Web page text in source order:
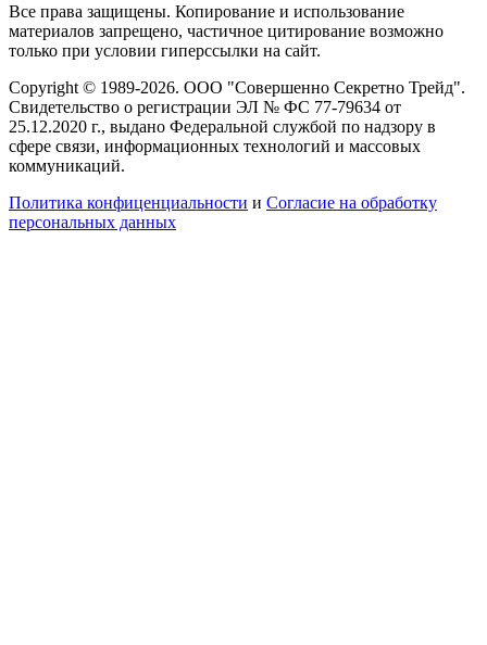
Все права защищены. Копирование и использование
материалов запрещено, частичное цитирование возможно
только при условии гиперссылки на сайт.
Copyright © 1989-2026. ООО "Совершенно Секретно Трейд".
Свидетельство о регистрации ЭЛ № ФС 77-79634 от
25.12.2020 г., выдано Федеральной службой по надзору в
сфере связи, информационных технологий и массовых
коммуникаций.
Политика конфиценциальности и Согласие на обработку
персональных данных